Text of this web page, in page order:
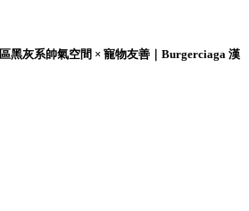
黑灰系帥氣空間 × 寵物友善｜Burgerciaga 漢